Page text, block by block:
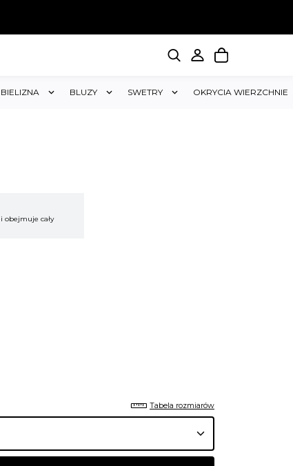
BIELIZNA BLUZY SWETRY OKRYCIA WIERZCHNIE
obejmuje cały
Tabela rozmiarów